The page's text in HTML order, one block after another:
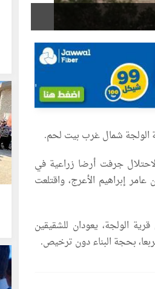
الولجة شمال غرب بيت لحم.
جرفت أرضا زراعية في
إبراهيم الأعرج، واقتلعت
الولجة، يعودان للشقيقين